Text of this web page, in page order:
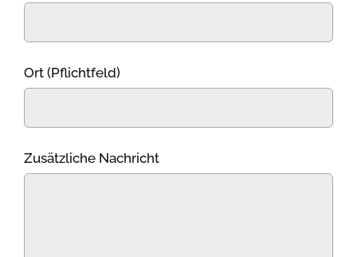
Ort (Pflichtfeld)
Zusätzliche Nachricht